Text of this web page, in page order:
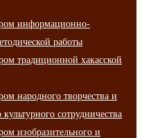
информационно-
работы
традиционной хакасской
народного творчества и
сотрудничества
изобразительного и